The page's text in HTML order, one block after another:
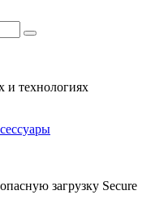
и технологиях
загрузку Secure